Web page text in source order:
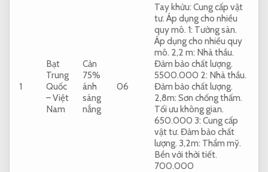
1
Bạt
Trung
Quốc
– Việt
Nam
Cản
75%
ánh
sáng
nắng
06
Tay khửu: Cung cấp vật
tư. Áp dụng cho nhiều
quy mô. 1: Tường sàn.
Áp dụng cho nhiều quy
mô. 2,2 m: Nhà thầu.
Đảm bảo chất lượng.
5500.000 2: Nhà thầu.
Đảm bảo chất lượng.
2,8m: Sơn chống thấm.
Tối ưu không gian.
650.000 3: Cung cấp
vật tư. Đảm bảo chất
lượng. 3,2m: Thẩm mỹ.
Bền với thời tiết.
700.000